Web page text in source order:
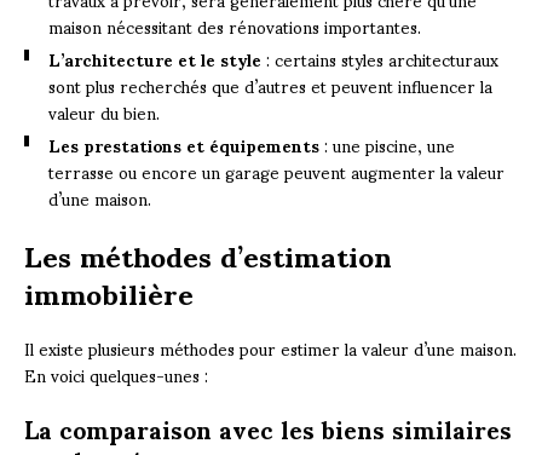
maison nécessitant des rénovations importantes.
L’architecture et le style: certains styles architecturaux
sont plus recherchés que d’autres et peuvent influencer la
valeur du bien.
Les prestations et équipements: une piscine, une
terrasse ou encore un garage peuvent augmenter la valeur
d’une maison.
Les méthodes d’estimation
immobilière
Il existe plusieurs méthodes pour estimer la valeur d’une maison.
En voici quelques-unes :
La comparaison avec les biens similaires